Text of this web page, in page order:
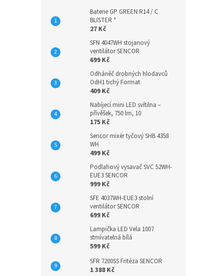
Baterie GP GREEN R14 / C
BLISTER *
27 Kč
SFN 4047WH stojanový
ventilátor SENCOR
699 Kč
Odháněč drobných hlodavců
OdH1 tichý Format
409 Kč
Nabíjecí mini LED svítilna –
přívěšek, 750 lm, 10
175 Kč
Sencor mixér tyčový SHB 4358
WH
499 Kč
Podlahový vysavač SVC 52WH-
EUE3 SENCOR
999 Kč
SFE 4037WH-EUE3 stolní
ventilátor SENCOR
699 Kč
Lampička LED Vela 1007
stmívatelná bílá
599 Kč
SFR 7200SS Fritéza SENCOR
1 388 Kč